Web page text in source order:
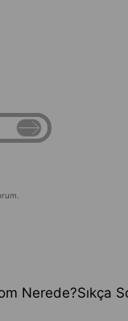
Nerede?Sıkça